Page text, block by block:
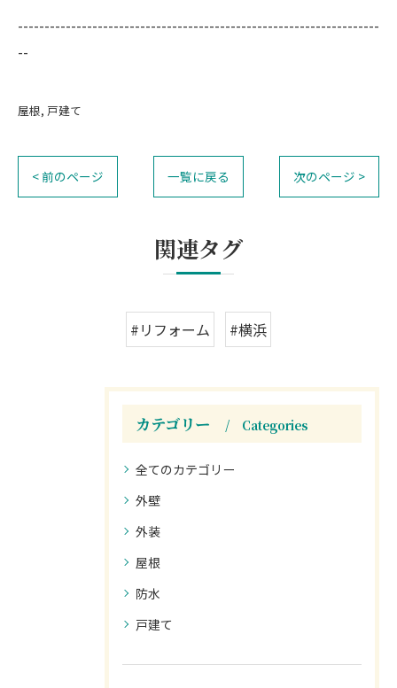
--------------------------------------------------------------------
--
屋根 戸建て
< 前のページ 一覧に戻る 次のページ >
関連タグ
#リフォーム #横浜
カテゴリー Categories
全てのカテゴリー
外壁
外装
屋根
防水
戸建て